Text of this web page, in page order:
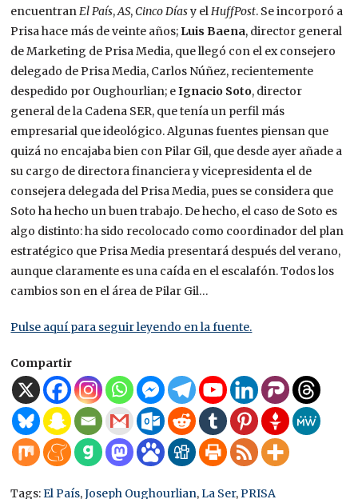
encuentranEl País,AS,Cinco Díasy elHuffPost. Se incorporó a
Prisa hace más de veinte años; Luis Baena, director general
de Marketing de Prisa Media, que llegó con el ex consejero
delegado de Prisa Media, Carlos Núñez, recientemente
despedido por Oughourlian; eIgnacio Soto, director
general de la Cadena SER, que tenía un perfil más
empresarial que ideológico. Algunas fuentes piensan que
quizá no encajaba bien con Pilar Gil, que desde ayer añade a
su cargo de directora financiera y vicepresidenta el de
consejera delegada del Prisa Media, pues se considera que
Soto ha hecho un buen trabajo. De hecho, el caso de Soto es
algo distinto: ha sido recolocado como coordinador del plan
estratégico que Prisa Media presentará después del verano,
aunque claramente es una caída en el escalafón. Todos los
cambios son en el área de Pilar Gil…
Pulse aquí para seguir leyendo en la fuente.
Compartir
Tags:El País,Joseph Oughourlian,La Ser,PRISA